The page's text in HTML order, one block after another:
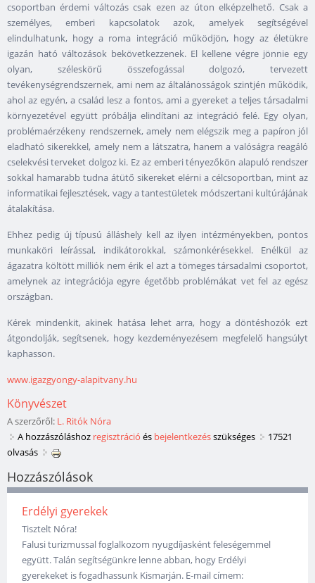
csoportban érdemi változás csak ezen az úton elképzelhető. Csak a
személyes, emberi kapcsolatok azok, amelyek segítségével
elindulhatunk, hogy a roma integráció működjön, hogy az életükre
igazán ható változások bekövetkezzenek. El kellene végre jönnie egy
olyan, széleskörű összefogással dolgozó, tervezett
tevékenységrendszernek, ami nem az általánosságok szintjén működik,
ahol az egyén, a család lesz a fontos, ami a gyereket a teljes társadalmi
környezetével együtt próbálja elindítani az integráció felé. Egy olyan,
problémaérzékeny rendszernek, amely nem elégszik meg a papíron jól
eladható sikerekkel, amely nem a látszatra, hanem a valóságra reagáló
cselekvési terveket dolgoz ki. Ez az emberi tényezőkön alapuló rendszer
sokkal hamarabb tudna átütő sikereket elérni a célcsoportban, mint az
informatikai fejlesztések, vagy a tantestületek módszertani kultúrájának
átalakítása.
Ehhez pedig új típusú álláshely kell az ilyen intézményekben, pontos
munkaköri leírással, indikátorokkal, számonkérésekkel. Enélkül az
ágazatra költött milliók nem érik el azt a tömeges társadalmi csoportot,
amelynek az integrációja egyre égetőbb problémákat vet fel az egész
országban.
Kérek mindenkit, akinek hatása lehet arra, hogy a döntéshozók ezt
átgondolják, segítsenek, hogy kezdeményezésem megfelelő hangsúlyt
kaphasson.
www.igazgyongy-alapitvany.hu
Könyvészet
A szerzőről: L. Ritók Nóra
A hozzászóláshoz regisztráció és bejelentkezésszükséges
17521
olvasás
Hozzászólások
Erdélyi gyerekek
Tisztelt Nóra!
Falusi turizmussal foglalkozom nyugdíjasként feleségemmel
együtt. Talán segítségünkre lenne abban, hogy Erdélyi
gyerekeket is fogadhassunk Kismarján. E-mail címem: